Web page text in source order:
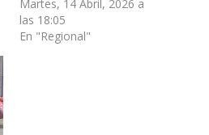
Martes, 14 Abril, 2026 a
las 18:05
En "Regional"